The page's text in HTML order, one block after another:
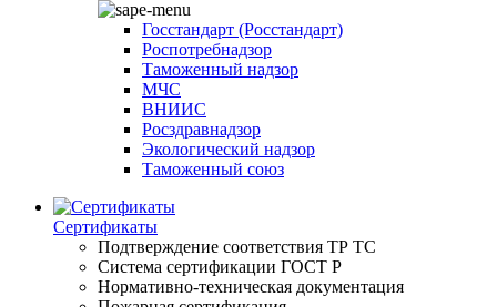
Госстандарт (Росстандарт)
Роспотребнадзор
Таможенный надзор
МЧС
ВНИИС
Росздравнадзор
Экологический надзор
Таможенный союз
Сертификаты
Подтверждение соответствия ТР ТС
Система сертификации ГОСТ Р
Нормативно-техническая документация